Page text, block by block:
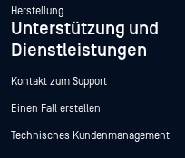
Herstellung
Unterstützung und
Dienstleistungen
Kontakt zum Support
Einen Fall erstellen
Technisches Kundenmanagement